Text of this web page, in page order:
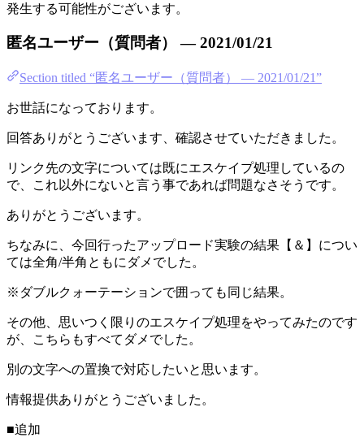
発生する可能性がございます。
匿名ユーザー（質問者） — 2021/01/21
Section titled “匿名ユーザー（質問者） — 2021/01/21”
お世話になっております。
回答ありがとうございます、確認させていただきました。
リンク先の文字については既にエスケイプ処理しているの
で、これ以外にないと言う事であれば問題なさそうです。
ありがとうございます。
ちなみに、今回行ったアップロード実験の結果【＆】につい
ては全角/半角ともにダメでした。
※ダブルクォーテーションで囲っても同じ結果。
その他、思いつく限りのエスケイプ処理をやってみたのです
が、こちらもすべてダメでした。
別の文字への置換で対応したいと思います。
情報提供ありがとうございました。
■追加